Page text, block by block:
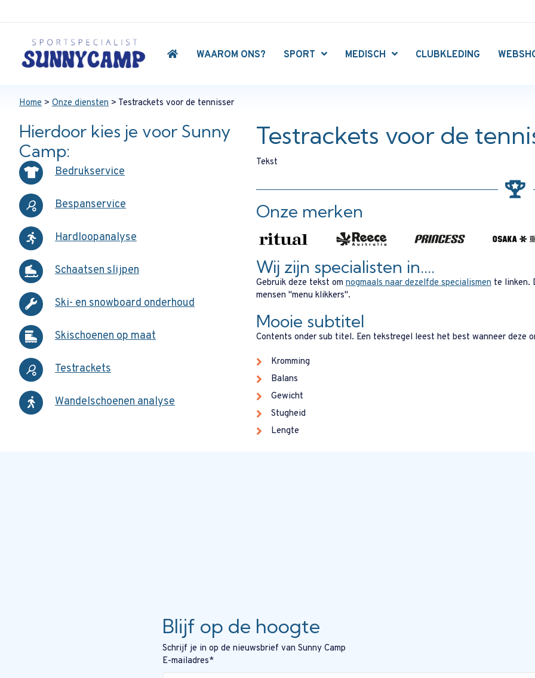
WAAROM ONS? SPORT MEDISCH CLUBKLEDING
Home > Onze diensten > Testrackets voor de tennisser
Hierdoor kies je voor Sunny
Camp:
Bedrukservice
Bespanservice
Hardloopanalyse
Schaatsen slijpen
Ski- en snowboard onderhoud
Skischoenen op maat
Testrackets
Wandelschoenen analyse
Testrackets voor de
Tekst
Onze merken
Wij zijn specialisten in....
Gebruik deze tekst omnogmaals naar dezelfde specialismente linken.
mensen "menu klikkers".
Mooie subtitel
Contents onder sub titel. Een tekstregel leest het best wanneer deze
Kromming
Balans
Gewicht
Stugheid
Lengte
Blijf op de hoogte
Schrijf je in op de nieuwsbrief van Sunny Camp
E-mailadres*